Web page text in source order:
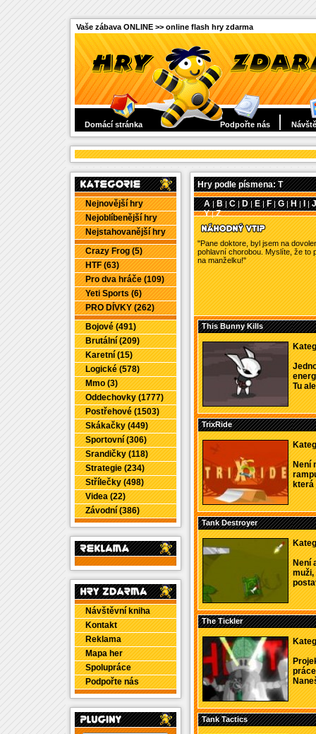
Vaše zábava ONLINE >> online flash hry zdarma
Domácí stránka Podpořte nás
Nejnovější hry
Nejoblíbenější hry
Nejstahovanější hry
Crazy Frog (5)
HTF (63)
Pro dva hráče (109)
Yeti Sports (6)
PRO DÍVKY (262)
Bojové (491)
Brutální (209)
Karetní (15)
Logické (578)
Mmo (3)
Oddechovky (1777)
Postřehové (1503)
Skákačky (449)
Sportovní (306)
Srandičky (118)
Strategie (234)
Střílečky (498)
Videa (22)
Závodní (386)
Návštěvní kniha
Kontakt
Reklama
Mapa her
Spolupráce
Podpořte nás
Hry podle písmena: T
A |B |C |D |E |F |G |H |I |J
Y |Z
"Pane doktore, byl jsem na
pohlavní chorobou. Myslíte, že to
na manželku!"
This Bunny Kills
Tu
TrixRide
Není
která
Tank Destroyer
Není
muži,
The Tickler
Tank Tactics